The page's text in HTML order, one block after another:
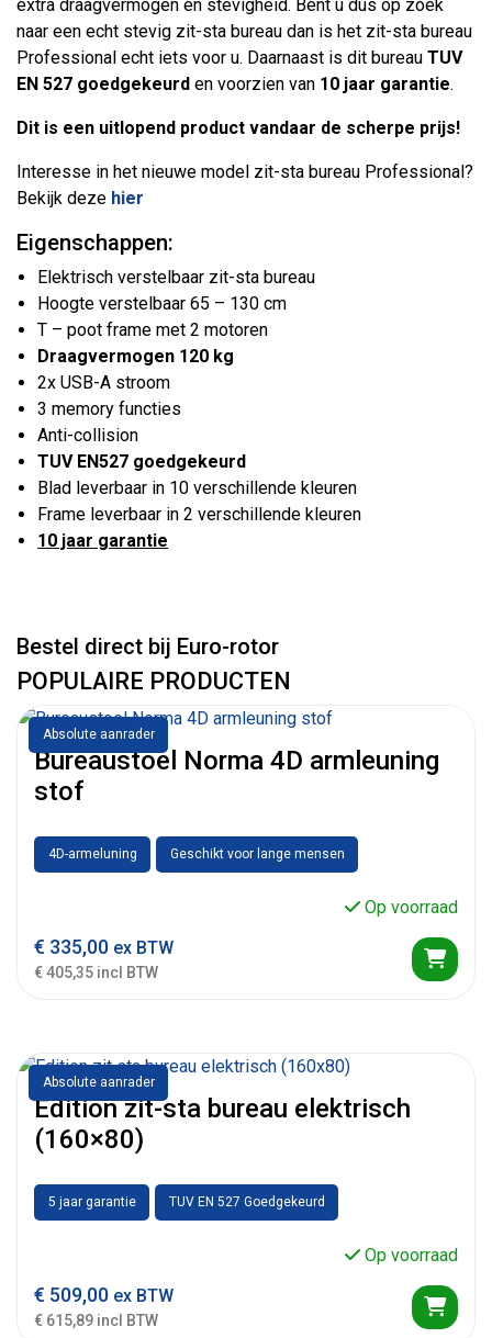
extra draagvermogen en stevigheid. Bent u dus op zoek
naar een echt stevig zit-sta bureau dan is het zit-sta bureau
Professional echt iets voor u. Daarnaast is dit bureau TUV
EN 527 goedgekeurd en voorzien van 10 jaar garantie.
Dit is een uitlopend product vandaar de scherpe prijs!
Interesse in het nieuwe model zit-sta bureau Professional?
Bekijk deze hier
Eigenschappen:
Elektrisch verstelbaar zit-sta bureau
Hoogte verstelbaar 65 – 130 cm
T – poot frame met 2 motoren
Draagvermogen 120 kg
2x USB-A stroom
3 memory functies
Anti-collision
TUV EN527 goedgekeurd
Blad leverbaar in 10 verschillende kleuren
Frame leverbaar in 2 verschillende kleuren
10 jaar garantie
Bestel direct bij Euro-rotor
POPULAIRE PRODUCTEN
Absolute aanrader
Bureaustoel Norma 4D armleuning
stof
4D-armeluning Geschikt voor lange mensen
Op voorraad
€ 335,00 ex BTW
€ 405,35 incl BTW
Absolute aanrader
Edition zit-sta bureau elektrisch
(160×80)
5 jaar garantie TUV EN 527 Goedgekeurd
Op voorraad
€ 509,00 ex BTW
€ 615,89 incl BTW